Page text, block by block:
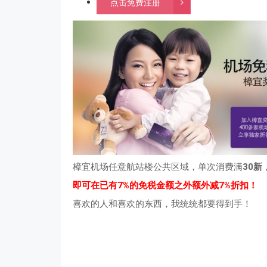
点击免费注册
樟宜机场任意航站楼公共区域，单次消费满30新
即可在已有7%的免税金额之外额外减7%折扣！
喜欢的人和喜欢的东西，我统统都要得到手！